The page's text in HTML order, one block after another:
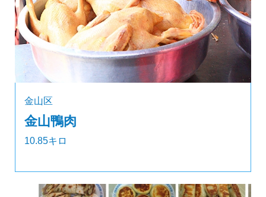
金山区
金山鴨肉
10.85キロ